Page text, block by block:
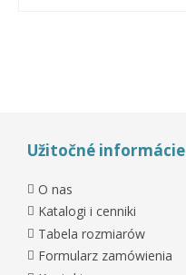
Užitočné informácie
O nas
Katalogi i cenniki
Tabela rozmiarów
Formularz zamówienia